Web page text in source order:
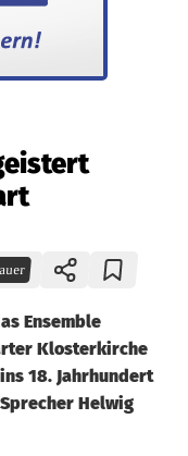
Ensemble
Klosterkirche
18. Jahrhundert
Helwig